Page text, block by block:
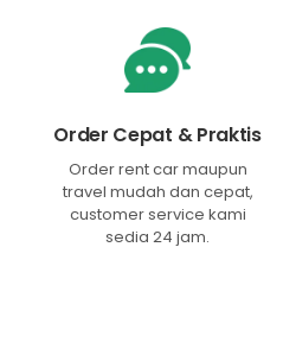
Order Cepat & Praktis
Order rent car maupun
travel mudah dan cepat,
customer service kami
sedia 24 jam.